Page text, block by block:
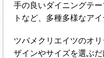
手の良いダイニングテ
トなど、多種多様なア
ツバメクリエイツのオ
ザインやサイズを選ぶ